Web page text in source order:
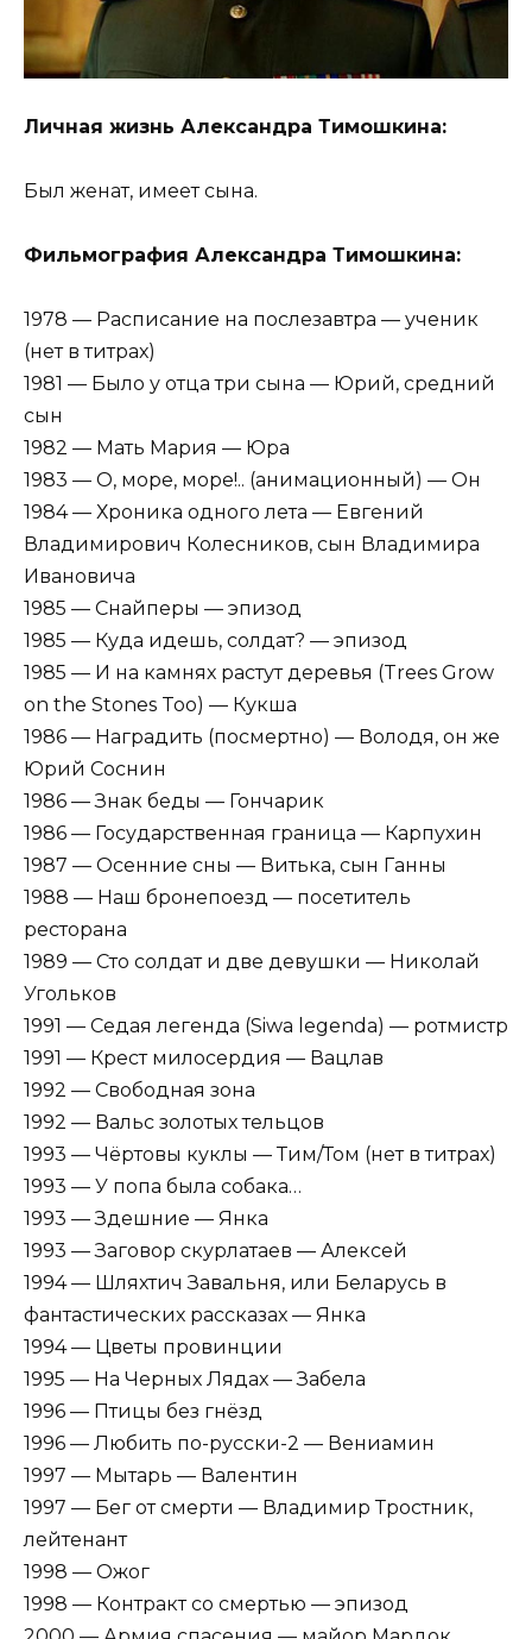
Личная жизнь Александра Тимошкина:
Был женат, имеет сына.
Фильмография Александра Тимошкина:
1978 — Расписание на послезавтра — ученик
(нет в титрах)
1981 — Было у отца три сына — Юрий, средний
сын
1982 — Мать Мария — Юра
1983 — О, море, море!.. (анимационный) — Он
1984 — Хроника одного лета — Евгений
Владимирович Колесников, сын Владимира
Ивановича
1985 — Снайперы — эпизод
1985 — Куда идешь, солдат? — эпизод
1985 — И на камнях растут деревья (Trees Grow
on the Stones Too) — Кукша
1986 — Наградить (посмертно) — Володя, он же
Юрий Соснин
1986 — Знак беды — Гончарик
1986 — Государственная граница — Карпухин
1987 — Осенние сны — Витька, сын Ганны
1988 — Наш бронепоезд — посетитель
ресторана
1989 — Сто солдат и две девушки — Николай
Угольков
1991 — Седая легенда (Siwa legenda) — ротмистр
1991 — Крест милосердия — Вацлав
1992 — Свободная зона
1992 — Вальс золотых тельцов
1993 — Чёртовы куклы — Тим/Том (нет в титрах)
1993 — У попа была собака…
1993 — Здешние — Янка
1993 — Заговор скурлатаев — Алексей
1994 — Шляхтич Завальня, или Беларусь в
фантастических рассказах — Янка
1994 — Цветы провинции
1995 — На Черных Лядах — Забела
1996 — Птицы без гнёзд
1996 — Любить по-русски-2 — Вениамин
1997 — Мытарь — Валентин
1997 — Бег от смерти — Владимир Тростник,
лейтенант
1998 — Ожог
1998 — Контракт со смертью — эпизод